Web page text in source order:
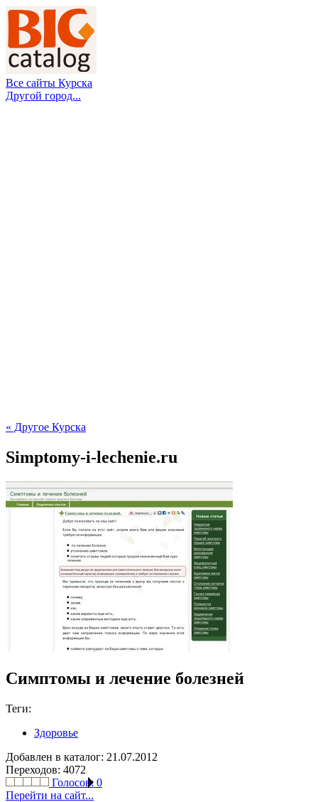
Все сайты Курска
Другой город...
« Другое Курска
Simptomy-i-lechenie.ru
Симптомы и лечение болезней
Теги:
Здоровье
Добавлен в каталог: 21.07.2012
Переходов: 4072
Голосов: 0
Перейти на сайт...